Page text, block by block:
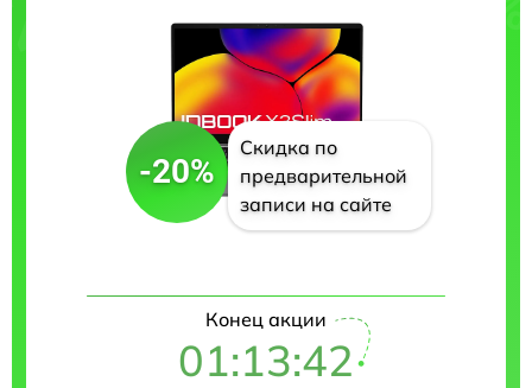
-20%
Скидка по
предварительной
записи на сайте
Конец акции
01:13:41